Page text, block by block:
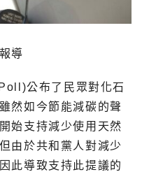
導
公布了民眾對化石
然如今節能減碳的聲
始支持減少使用天然
由於共和黨人對減少
此導致支持此提議的